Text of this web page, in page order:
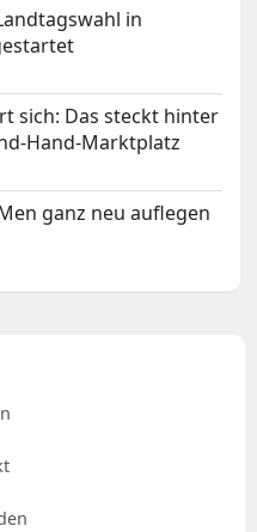
in
sich: Das steckt hinter
Hand-Marktplatz
ganz neu auflegen